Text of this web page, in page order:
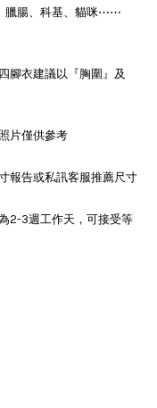
臘腸、科基、貓咪⋯⋯
腳衣建議以『胸圍』及
片僅供參考
報告或私訊客服推薦尺寸
2-3週工作天，可接受等